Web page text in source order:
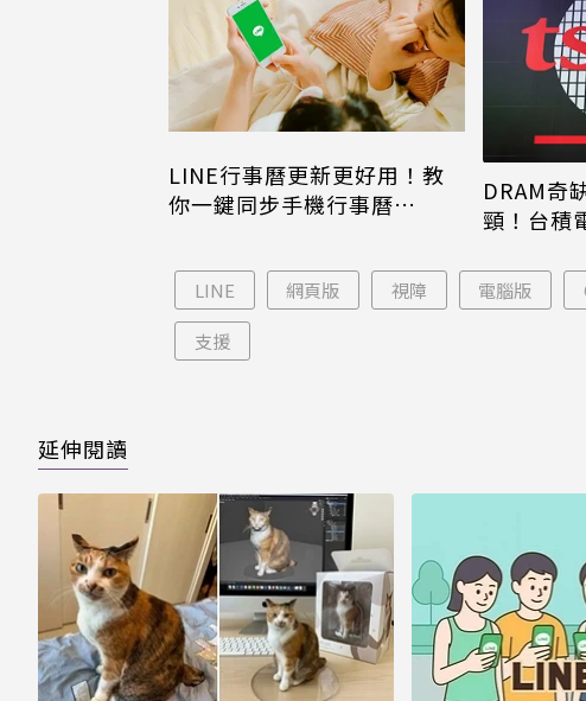
LINE行事曆更新更好用！教
你一鍵同步手機行事曆
DRAM奇
頸！台積
LINE 網頁版 視障 電腦版
支援
延伸閱讀